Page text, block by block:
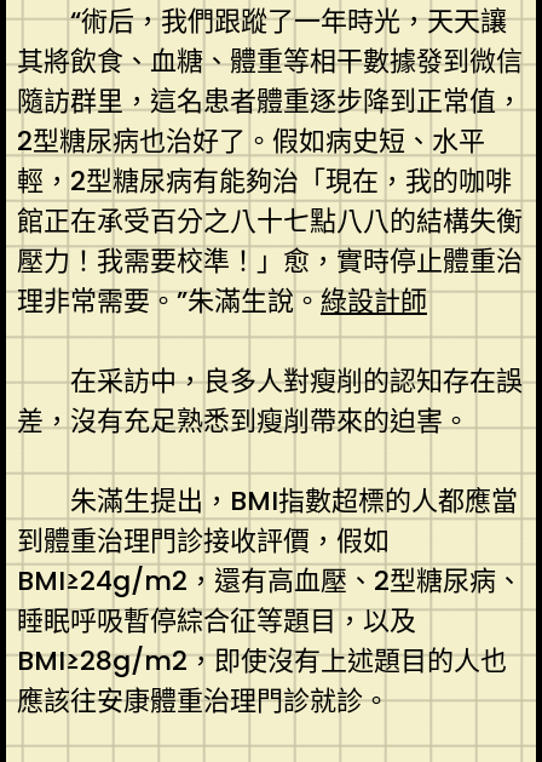
“術后，我們跟蹤了一年時光，天天讓
其將飲食、血糖、體重等相干數據發到微信
隨訪群里，這名患者體重逐步降到正常值，
2型糖尿病也治好了。假如病史短、水平
輕，2型糖尿病有能夠治「現在，我的咖啡
館正在承受百分之八十七點八八的結構失衡
壓力！我需要校準！」愈，實時停止體重治
理非常需要。”朱滿生說。綠設計師
在采訪中，良多人對瘦削的認知存在誤
差，沒有充足熟悉到瘦削帶來的迫害。
朱滿生提出，BMI指數超標的人都應當
到體重治理門診接收評價，假如
BMI≥24g/m2，還有高血壓、2型糖尿病、
睡眠呼吸暫停綜合征等題目，以及
BMI≥28g/m2，即使沒有上述題目的人也
應該往安康體重治理門診就診。